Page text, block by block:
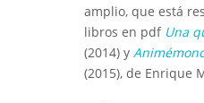
amplio, que está
libros en pdf Una
(2014) y
(2015), de Enrique